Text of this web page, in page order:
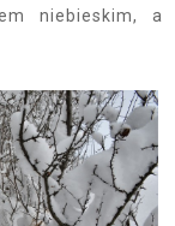
niebieskim, a